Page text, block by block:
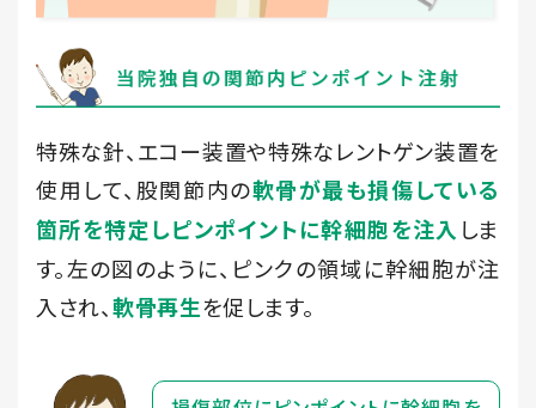
特殊な針、エコー装置や特殊なレントゲン装置を
使用して、股関節内の軟骨が最も損傷している
箇所を特定しピンポイントに幹細胞を注入しま
す。左の図のように、ピンクの領域に幹細胞が注
入され、軟骨再生を促します。